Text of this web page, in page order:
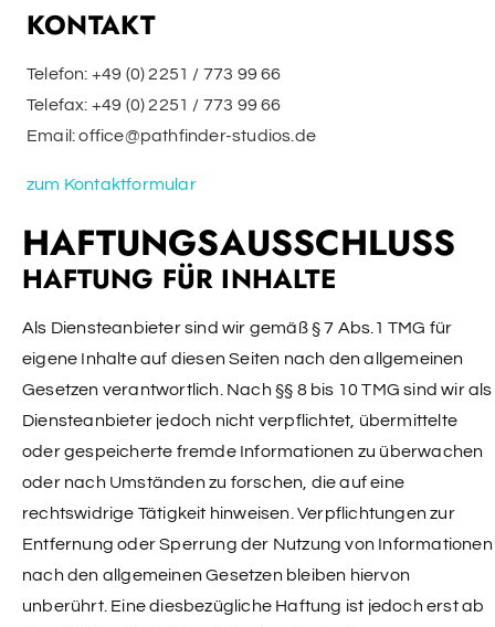
KONTAKT
Telefon: +49 (0) 2251 / 773 99 66
Telefax: +49 (0) 2251 / 773 99 66
Email:office@pathfinder-studios.de
zum Kontaktformular
HAFTUNGSAUSSCHLUSS
HAFTUNG FÜR INHALTE
Als Diensteanbieter sind wir gemäß § 7 Abs.1 TMG für
eigene Inhalte auf diesen Seiten nach den allgemeinen
Gesetzen verantwortlich. Nach §§ 8 bis 10 TMG sind wir als
Diensteanbieter jedoch nicht verpflichtet, übermittelte
oder gespeicherte fremde Informationen zu überwachen
oder nach Umständen zu forschen, die auf eine
rechtswidrige Tätigkeit hinweisen. Verpflichtungen zur
Entfernung oder Sperrung der Nutzung von Informationen
nach den allgemeinen Gesetzen bleiben hiervon
unberührt. Eine diesbezügliche Haftung ist jedoch erst ab